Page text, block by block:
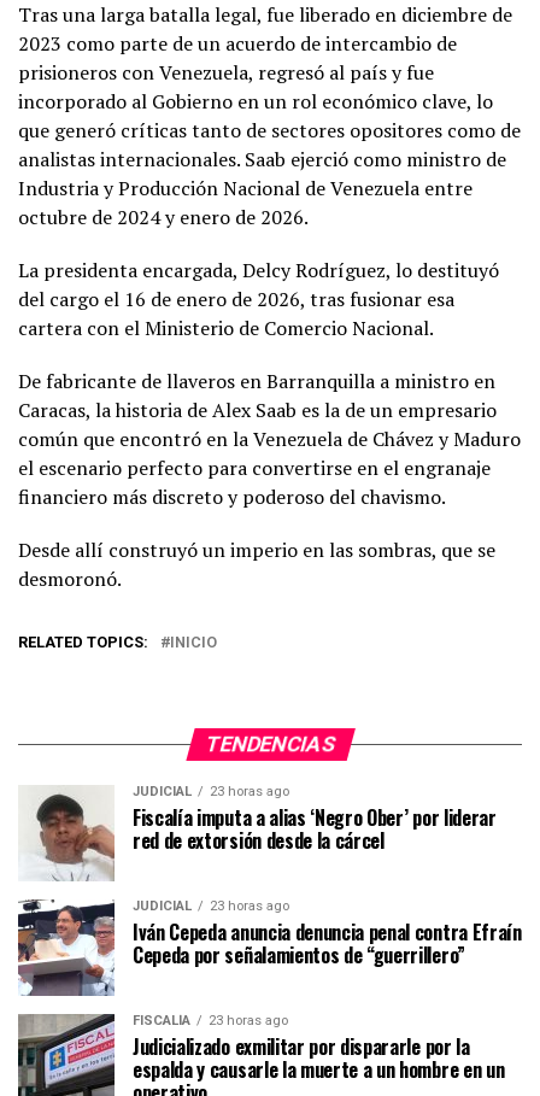
Tras una larga batalla legal, fue liberado en diciembre de
2023 como parte de un acuerdo de intercambio de
prisioneros con Venezuela, regresó al país y fue
incorporado al Gobierno en un rol económico clave, lo
que generó críticas tanto de sectores opositores como de
analistas internacionales. Saab ejerció como ministro de
Industria y Producción Nacional de Venezuela entre
octubre de 2024 y enero de 2026.
La presidenta encargada, Delcy Rodríguez, lo destituyó
del cargo el 16 de enero de 2026, tras fusionar esa
cartera con el Ministerio de Comercio Nacional.
De fabricante de llaveros en Barranquilla a ministro en
Caracas, la historia de Alex Saab es la de un empresario
común que encontró en la Venezuela de Chávez y Maduro
el escenario perfecto para convertirse en el engranaje
financiero más discreto y poderoso del chavismo.
Desde allí construyó un imperio en las sombras, que se
desmoronó.
RELATED TOPICS: INICIO
TENDENCIAS
JUDICIAL 23 horas ago
Fiscalía imputa a alias ‘Negro Ober’ por liderar
red de extorsión desde la cárcel
JUDICIAL 23 horas ago
Iván Cepeda anuncia denuncia penal contra Efraín
Cepeda por señalamientos de “guerrillero”
FISCALÍA 23 horas ago
Judicializado exmilitar por dispararle por la
espalda y causarle la muerte a un hombre en un